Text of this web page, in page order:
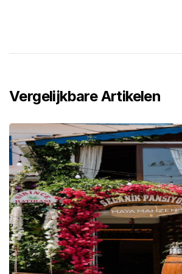
Vergelijkbare Artikelen